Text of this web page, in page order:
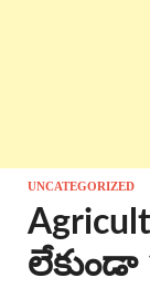
UNCATEGORIZED
లేకుండా